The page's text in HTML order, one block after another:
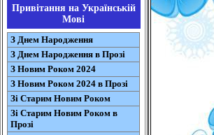
Привітання на Українській
Мові
З Днем Народження
З Днем Народження в Прозі
З Новим Роком 2024
З Новим Роком 2024 в Прозі
Зі Старим Новим Роком
Зі Старим Новим Роком в
Прозі